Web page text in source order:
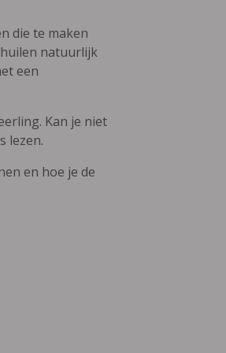
die te maken
natuurlijk
een
Kan je niet
lezen.
en hoe je de